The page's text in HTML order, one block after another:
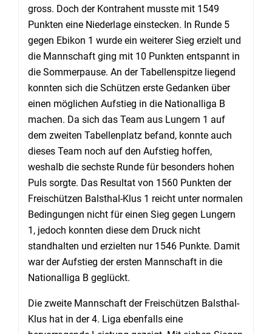
gross. Doch der Kontrahent musste mit 1549
Punkten eine Niederlage einstecken. In Runde 5
gegen Ebikon 1 wurde ein weiterer Sieg erzielt und
die Mannschaft ging mit 10 Punkten entspannt in
die Sommerpause. An der Tabellenspitze liegend
konnten sich die Schützen erste Gedanken über
einen möglichen Aufstieg in die Nationalliga B
machen. Da sich das Team aus Lungern 1 auf
dem zweiten Tabellenplatz befand, konnte auch
dieses Team noch auf den Aufstieg hoffen,
weshalb die sechste Runde für besonders hohen
Puls sorgte. Das Resultat von 1560 Punkten der
Freischützen Balsthal-Klus 1 reicht unter normalen
Bedingungen nicht für einen Sieg gegen Lungern
1, jedoch konnten diese dem Druck nicht
standhalten und erzielten nur 1546 Punkte. Damit
war der Aufstieg der ersten Mannschaft in die
Nationalliga B geglückt.
Die zweite Mannschaft der Freischützen Balsthal-
Klus hat in der 4. Liga ebenfalls eine